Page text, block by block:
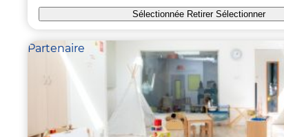
Sélectionnée RetirerSélectionner
Partenaire